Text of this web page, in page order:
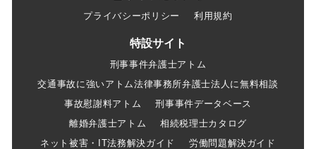
プライバシーポリシー 利用規約
特設サイト
刑事事件弁護士アトム
交通事故に強いアトム法律事務所弁護士法人に無料相談
事故慰謝料アトム
刑事事件データベース
離婚弁護士アトム
相続税理士カタログ
ネット被害・IT法務解決ガイド
労働問題解決ガイド